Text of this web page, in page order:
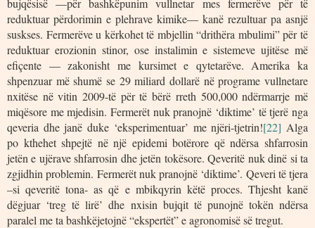
bujqësisë —për bashkëpunim vullnetar mes fermerëve për të
reduktuar përdorimin e plehrave kimike— kanë rezultuar pa asnjë
suskses. Fermerëve u kërkohet të mbjellin “drithëra mbulimi” për të
reduktuar erozionin stinor, ose instalimin e sistemeve ujitëse më
efiçente — zakonisht me kursimet e qytetarëve. Amerika ka
shpenzuar më shumë se 29 miliard dollarë në programe vullnetare
nxitëse në vitin 2009-të për të bërë rreth 500,000 ndërmarrje më
miqësore me mjedisin. Fermerët nuk pranojnë ‘diktime’ të tjerë nga
qeveria dhe janë duke ‘eksperimentuar’ me njëri-tjetrin![22] Alga
po kthehet shpejtë në një epidemi botërore që ndërsa shfarrosin
jetën e ujërave shfarrosin dhe jetën tokësore. Qeveritë nuk dinë si ta
zgjidhin problemin. Fermerët nuk pranojnë ‘diktime’. Qeveri të tjera
–si qeveritë tona- as që e mbikqyrin këtë proces. Thjesht kanë
dëgjuar ‘treg të lirë’ dhe nxisin bujqit të punojnë tokën ndërsa
paralel me ta bashkëjetojnë “ekspertët” e agronomisë së tregut.